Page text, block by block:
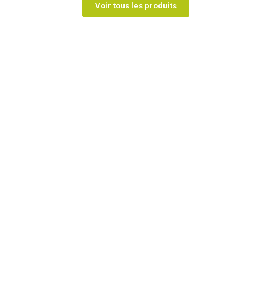
Voir tous les produits